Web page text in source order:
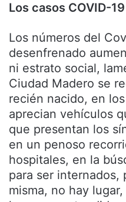
Los casos COVID-
Los números del
desenfrenado
ni estrato social,
Ciudad Madero se
recién nacido, en
aprecian vehículos
que presentan los
en un penoso
hospitales, en la
para ser internados,
misma, no hay